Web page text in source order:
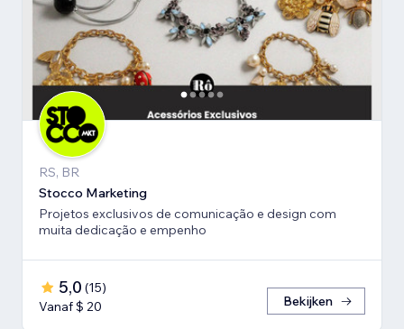
RS, BR
Stocco Marketing
Projetos exclusivos de comunicação e design com
muita dedicação e empenho
5,0 (15)
Vanaf $ 20
Bekijken